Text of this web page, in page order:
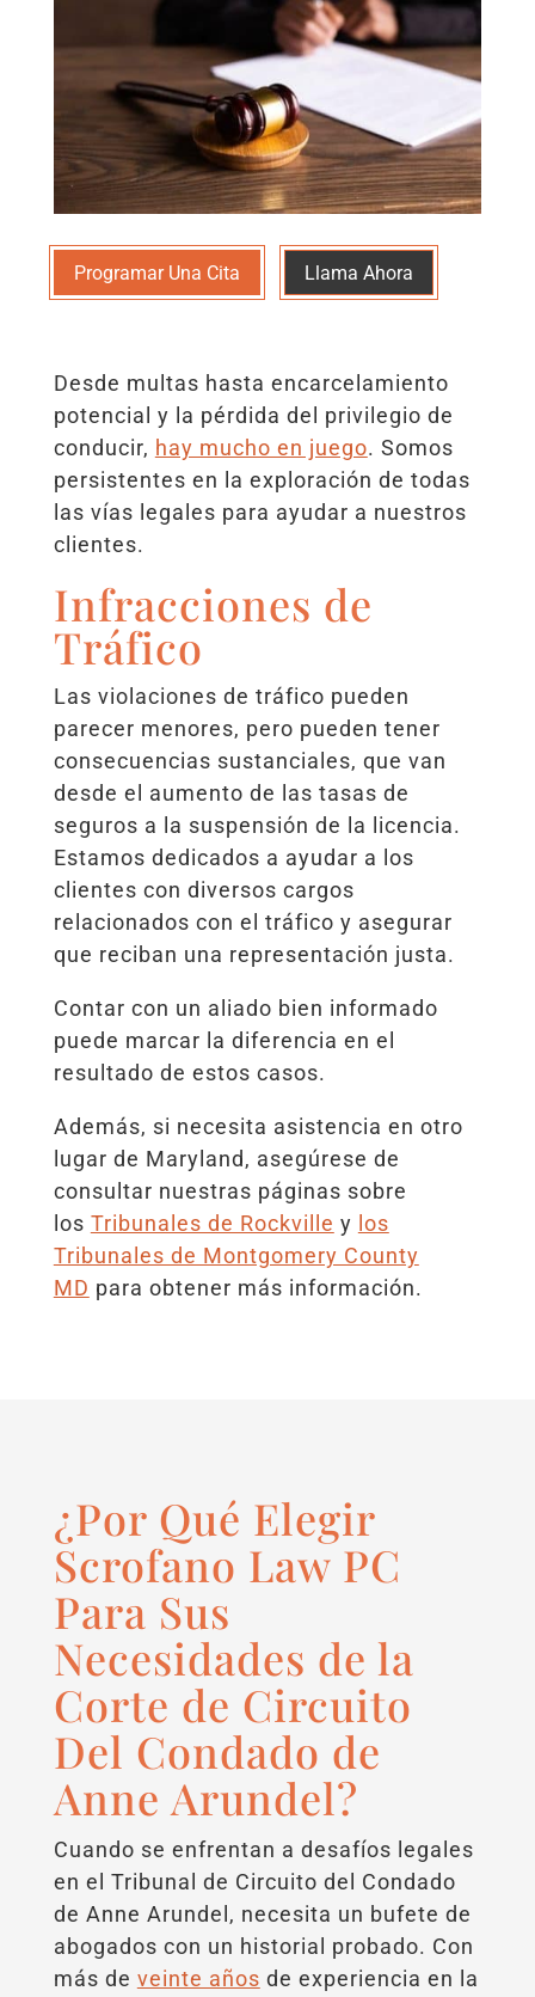
Programar Una Cita Llama Ahora
Desde multas hasta encarcelamiento
potencial y la pérdida del privilegio de
conducir, hay mucho en juego. Somos
persistentes en la exploración de todas
las vías legales para ayudar a nuestros
clientes.
Infracciones de
Tráfico
Las violaciones de tráfico pueden
parecer menores, pero pueden tener
consecuencias sustanciales, que van
desde el aumento de las tasas de
seguros a la suspensión de la licencia.
Estamos dedicados a ayudar a los
clientes con diversos cargos
relacionados con el tráfico y asegurar
que reciban una representación justa.
Contar con un aliado bien informado
puede marcar la diferencia en el
resultado de estos casos.
Además, si necesita asistencia en otro
lugar de Maryland, asegúrese de
consultar nuestras páginas sobre
los Tribunales de Rockville y los
Tribunales de Montgomery County
MD para obtener más información.
¿Por Qué Elegir
Scrofano Law PC
Para Sus
Necesidades de la
Corte de Circuito
Del Condado de
Anne Arundel?
Cuando se enfrentan a desafíos legales
en el Tribunal de Circuito del Condado
de Anne Arundel, necesita un bufete de
abogados con un historial probado. Con
más de veinte años de experiencia en la